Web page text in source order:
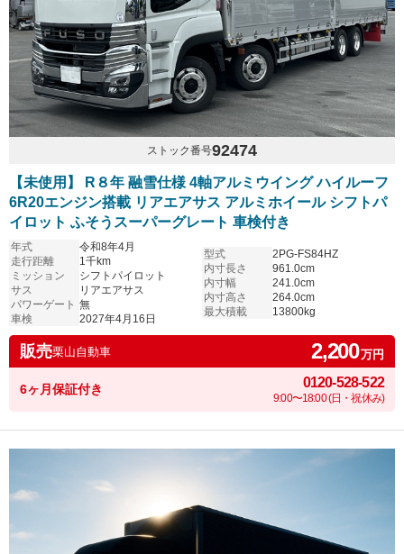
ストック番号92474
【未使用】 R８年 融雪仕様 4軸アルミウイング ハイルーフ
6R20エンジン搭載 リアエアサス アルミホイール シフトパ
イロット ふそうスーパーグレート 車検付き
年式
令和8年4月
走行距離
1千km
ミッション
シフトパイロット
サス
リアエアサス
パワーゲート 無
車検
2027年4月16日
型式
2PG-FS84HZ
内寸長さ
961.0cm
内寸幅
241.0cm
内寸高さ
264.0cm
最大積載
13800kg
販売栗山自動車 2,200万円
6ヶ月保証付き 0120-528-522
9:00〜18:00 (日・祝休み)